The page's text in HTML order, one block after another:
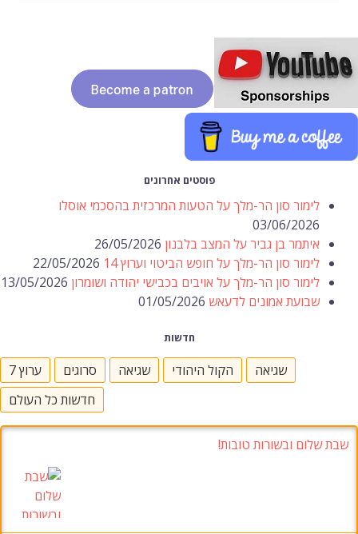
פוסטים אחרונים
לימור סון הר-מלך על הטעות המרכזית בהסכמי אוסלו
03/06/2026
איתמר בן גביר על המצב בלבנון 26/05/2026
לימור סון הר-מלך על חופש הביטוי וערוץ 14
22/05/2026
לימור סון הר-מלך על אויבים בכבישי יהודה ושומרון 13/05/2026
שבועת אמונים לדעאש 01/05/2026
חדשות
ערוץ 7 סרוגים שגיאה הקול היהודי
שגיאה
חדשות כל העולם
שבת שלום ובשורות טובות!